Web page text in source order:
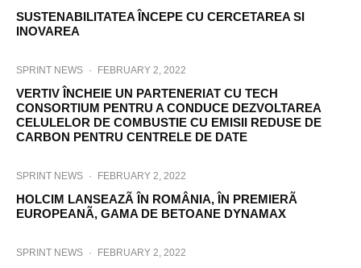
SUSTENABILITATEA ÎNCEPE CU CERCETAREA SI
INOVAREA
SPRINT NEWS · FEBRUARY 2, 2022
VERTIV ÎNCHEIE UN PARTENERIAT CU TECH
CONSORTIUM PENTRU A CONDUCE DEZVOLTAREA
CELULELOR DE COMBUSTIE CU EMISII REDUSE DE
CARBON PENTRU CENTRELE DE DATE
SPRINT NEWS · FEBRUARY 2, 2022
HOLCIM LANSEAZÃ ÎN ROMÂNIA, ÎN PREMIERÃ
EUROPEANÃ, GAMA DE BETOANE DYNAMAX
SPRINT NEWS · FEBRUARY 2, 2022